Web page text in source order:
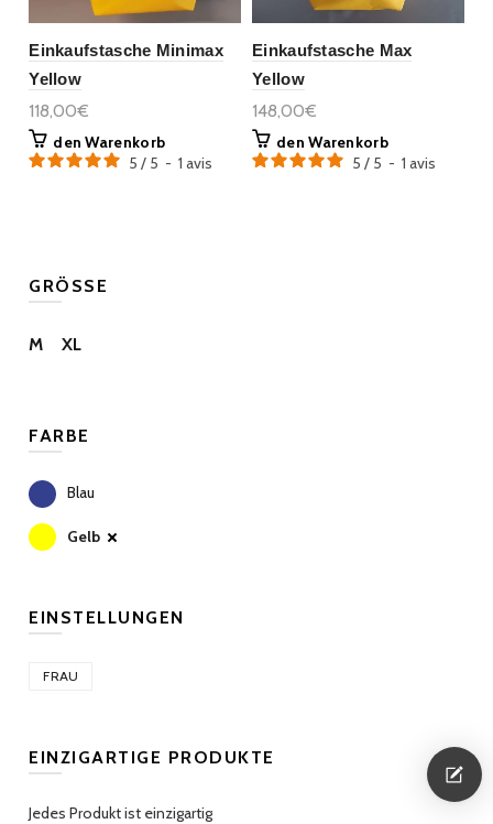
Einkaufstasche Minimax
Yellow
118,00€
den Warenkorb
5 / 5 - 1avis
Einkaufstasche Max
Yellow
148,00€
den Warenkorb
5 / 5 - 1 avis
GRÖSSE
M XL
FARBE
Blau
Gelb
EINSTELLUNGEN
FRAU
EINZIGARTIGE PRODUKTE
Jedes Produkt ist einzigartig